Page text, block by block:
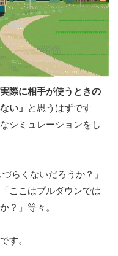
実際に相手が使うときの
い」 と思うはずです
シミュレーションをし
らくないだろうか？」
ここはプルダウンでは
？」等々。
す。